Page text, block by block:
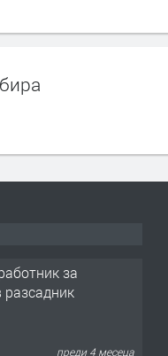
за
разсадник
преди 4 месеца